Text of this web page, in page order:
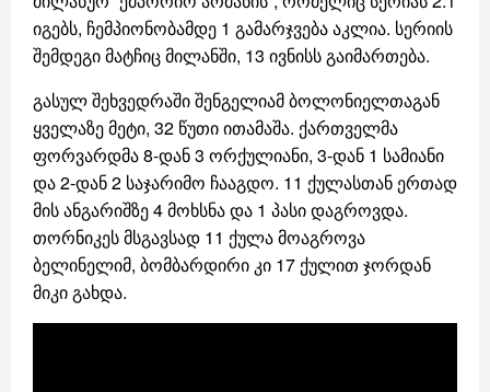
იგებს, ჩემპიონობამდე 1 გამარჯვება აკლია. სერიის
შემდეგი მატჩიც მილანში, 13 ივნისს გაიმართება.
გასულ შეხვედრაში შენგელიამ ბოლონიელთაგან
ყველაზე მეტი, 32 წუთი ითამაშა. ქართველმა
ფორვარდმა 8-დან 3 ორქულიანი, 3-დან 1 სამიანი
და 2-დან 2 საჯარიმო ჩააგდო. 11 ქულასთან ერთად
მის ანგარიშზე 4 მოხსნა და 1 პასი დაგროვდა.
თორნიკეს მსგავსად 11 ქულა მოაგროვა
ბელინელიმ, ბომბარდირი კი 17 ქულით ჯორდან
მიკი გახდა.